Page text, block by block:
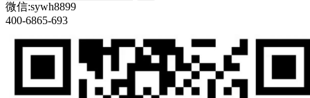
微信:sywh8899
400-6865-693